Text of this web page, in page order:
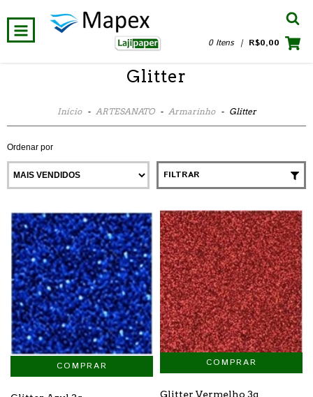
0 Itens | R$0,00
Glitter
Início - ARTESANATO - Armarinho - Glitter
Ordenar por
FILTRAR
Glitter Vermelho 3g